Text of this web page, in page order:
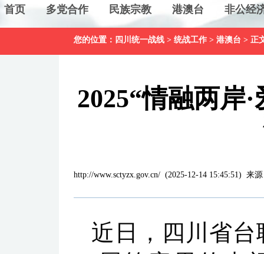
首页 多党合作 民族宗教 港澳台 非公经
您的位置： 四川统一战线 > 统战工作 > 港澳台 > 正
2025“情融两岸
http://www.sctyzx.gov.cn/ (2025-12-14 15:45:51) 来
近日，四川省台